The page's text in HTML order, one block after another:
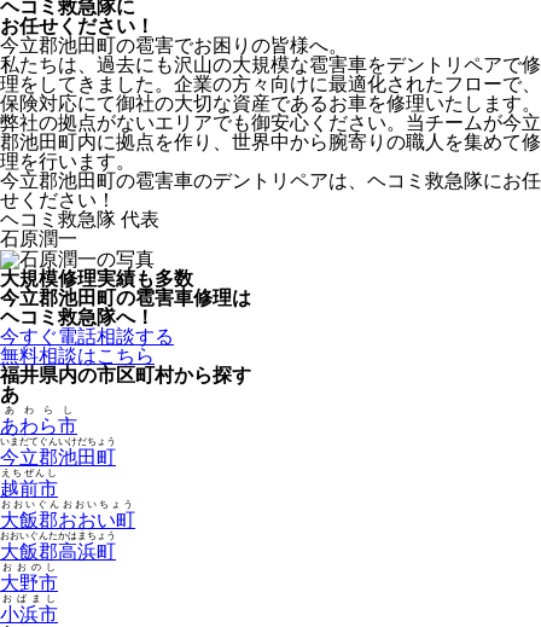
ヘコミ救急隊に
お任せください！
今立郡池田町の雹害でお困りの皆様へ。
私たちは、過去にも沢山の大規模な雹害車をデントリペアで修
理をしてきました。企業の方々向けに最適化されたフローで、
保険対応にて御社の大切な資産であるお車を修理いたします。
弊社の拠点がないエリアでも御安心ください。当チームが今立
郡池田町内に拠点を作り、世界中から腕寄りの職人を集めて修
理を行います。
今立郡池田町の雹害車のデントリペアは、ヘコミ救急隊にお任
せください！
ヘコミ救急隊 代表
石原潤一
大規模修理実績も多数
今立郡池田町の雹害車修理は
ヘコミ救急隊へ！
今すぐ電話相談する
無料相談はこちら
福井県内の市区町村から探す
あ
あわら市
あわらし
今立郡池田町
いまだてぐんいけだちょう
越前市
えちぜんし
大飯郡おおい町
おおいぐんおおいちょう
大飯郡高浜町
おおいぐんたかはまちょう
大野市
おおのし
小浜市
おばまし